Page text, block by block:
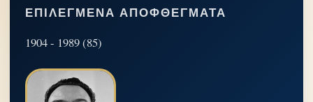
ΕΠΙΛΕΓΜΈΝΑ ΑΠΟΦΘΈΓΜΑΤΑ
1904 - 1989 (85)